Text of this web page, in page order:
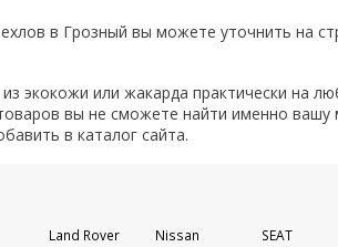
в Грозный вы можете уточнить на
экокожи или жакарда практически на
вы не сможете найти именно вашу
в каталог сайта.
Land Rover
Nissan
SEAT